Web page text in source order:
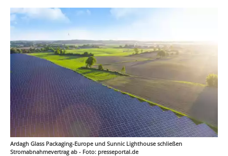
Ardagh Glass Packaging-Europe und Sunnic Lighthouse schließen
Stromabnahmevertrag ab - Foto: presseportal.de